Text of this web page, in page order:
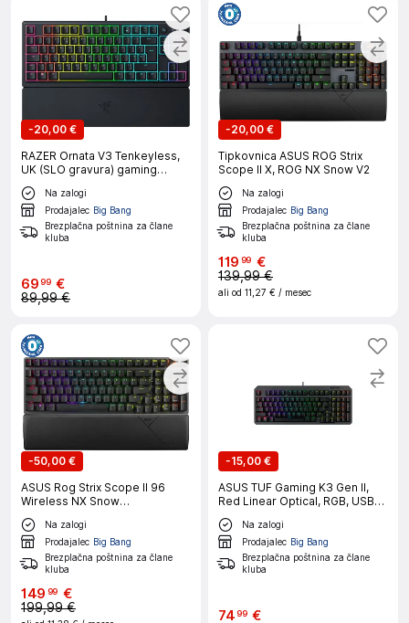
-20,00 €
RAZER Ornata V3 Tenkeyless,
UK (SLO gravura) gaming
tipkovnica
Na zalogi
Prodajalec Big Bang
Brezplačna poštnina za člane
kluba
6999 €
89,99 €
-20,00 €
Tipkovnica ASUS ROG Strix
Scope II X, ROG NX Snow V2
Na zalogi
Prodajalec Big Bang
Brezplačna poštnina za člane
kluba
119 99 €
139,99 €
ali od 11,27 € / mesec
-50,00 €
ASUS Rog Strix Scope II 96
Wireless NX Snow
PBT/RGB/USB/US tipkovnica
Na zalogi
Prodajalec Big Bang
Brezplačna poštnina za člane
kluba
149 99 €
199,99 €
-15,00 €
ASUS TUF Gaming K3 Gen II,
Red Linear Optical, RGB, USB
(SLO gravura) mehanska
tipkovnica
Na zalogi
Prodajalec Big Bang
Brezplačna poštnina za člane
kluba
7499 €